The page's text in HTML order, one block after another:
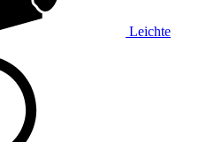
Leichte